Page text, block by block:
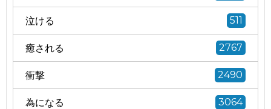
泣ける 511
癒される 2767
衝撃 2490
為になる 3064